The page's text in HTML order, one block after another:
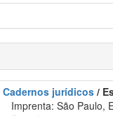
Cadernos jurídicos /
Imprenta: São Paulo,